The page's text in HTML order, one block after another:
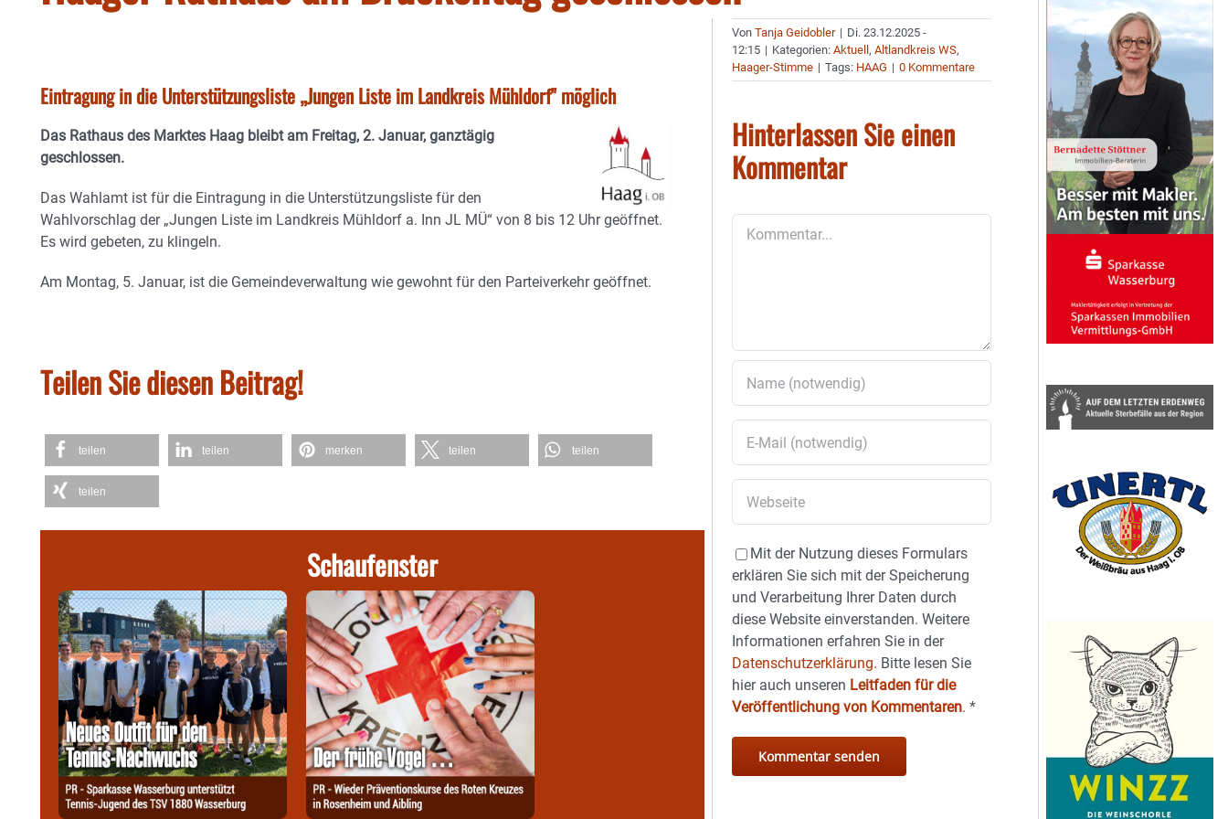
Eintragung in die Unterstützungsliste „Jungen Liste im Landkreis Mühldorf" möglich
Das Rathaus des Marktes Haag bleibt am Freitag, 2. Januar, ganztägig
geschlossen.
Das Wahlamt ist für die Eintragung in die Unterstützungsliste für den
Wahlvorschlag der „Jungen Liste im Landkreis Mühldorf a. Inn JL MÜ“ von 8 bis 12 Uhr geöffnet.
Es wird gebeten, zu klingeln.
Am Montag, 5. Januar, ist die Gemeindeverwaltung wie gewohnt für den Parteiverkehr geöffnet.
Teilen Sie diesen Beitrag!
teilen teilen merken teilen teilen
teilen
Schaufenster
VonTanja Geidobler | Di. 23.12.2025 -
12:15 | Kategorien:Aktuell,Altlandkreis WS,
Haager-Stimme | Tags: HAAG | 0 Kommentare
Hinterlassen Sie einen
Kommentar
Mit der Nutzung dieses Formulars
erklären Sie sich mit der Speicherung
und Verarbeitung Ihrer Daten durch
diese Website einverstanden. Weitere
Informationen erfahren Sie in der
Datenschutzerklärung. Bitte lesen Sie
hier auch unseren Leitfaden für die
Veröffentlichung von Kommentaren.*